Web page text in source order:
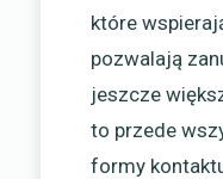
które
pozwalają
jeszcze
to przede
formy